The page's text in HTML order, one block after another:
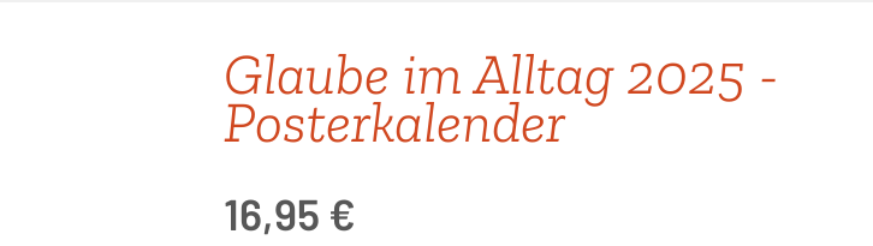
Glaube im Alltag 2025 -
Posterkalender
16,95 €